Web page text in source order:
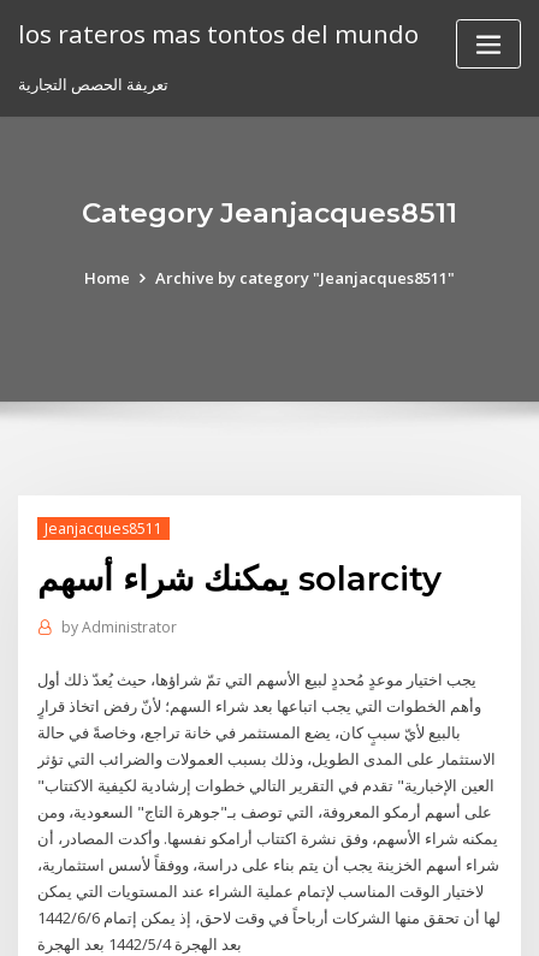
los rateros mas tontos del mundo
تعريفة الحصص التجارية
Category Jeanjacques8511
Home Archive by category "Jeanjacques8511"
Jeanjacques8511
يمكنك شراء أسهم solarcity
byAdministrator
يجب اختيار موعدٍ مُحددٍ لبيع الأسهم التي تمّ شراؤها، حيث يُعدّ ذلك أول
وأهم الخطوات التي يجب اتباعها بعد شراء السهم؛ لأنّ رفض اتخاذ قرارٍ
بالبيع لأيّ سببٍ كان، يضع المستثمر في خانة تراجع، وخاصةً في حالة
الاستثمار على المدى الطويل، وذلك بسبب العمولات والضرائب التي تؤثر
"العين الإخبارية" تقدم في التقرير التالي خطوات إرشادية لكيفية الاكتتاب
على أسهم أرمكو المعروفة، التي توصف بـ"جوهرة التاج" السعودية، ومن
يمكنه شراء الأسهم، وفق نشرة اكتتاب أرامكو نفسها. وأكدت المصادر، أن
شراء أسهم الخزينة يجب أن يتم بناء على دراسة، ووفقاً لأسس استثمارية،
لاختيار الوقت المناسب لإتمام عملية الشراء عند المستويات التي يمكن
لها أن تحقق منها الشركات أرباحاً في وقت لاحق، إذ يمكن إتمام 6‏‏/6‏‏/1442
بعد الهجرة 4‏‏/5‏‏/1442 بعد الهجرة